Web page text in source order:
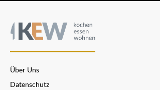
Über Uns
Datenschutz